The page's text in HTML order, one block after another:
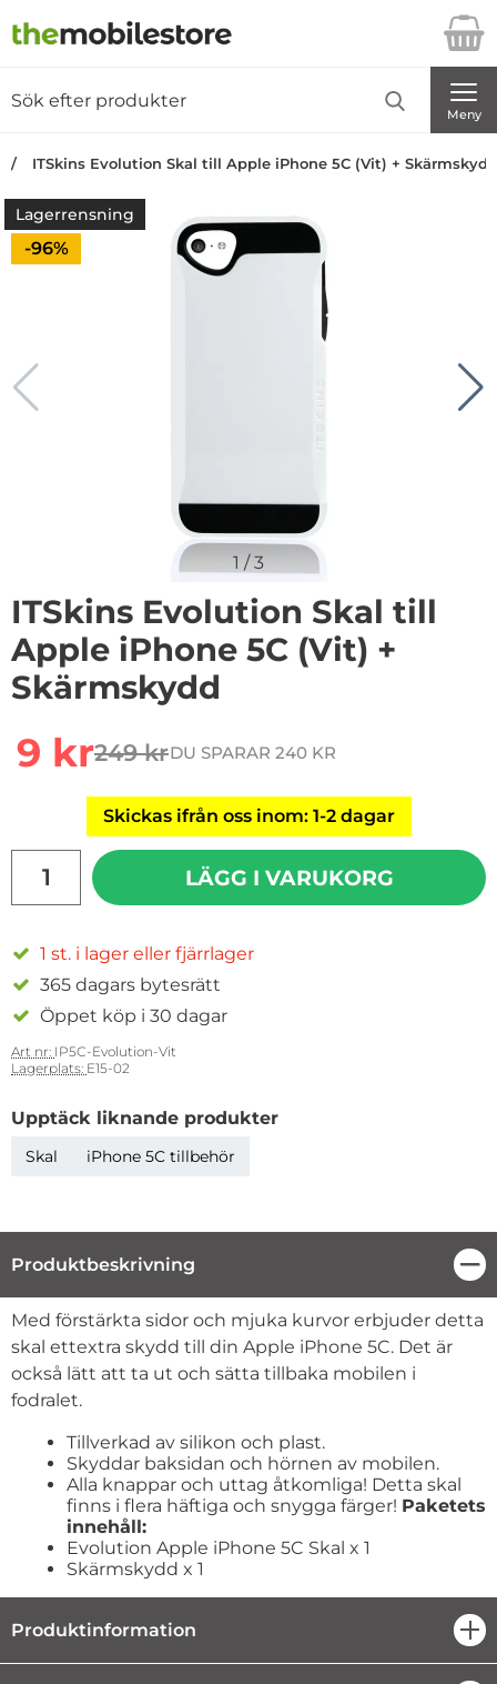
Startsidan för Danira Telecom AB
Meny
ITSkins Evolution Skal till Apple iPhone 5C (Vit) + Skärmskydd
Lagerrensning
Priset är nedsatt med
-96%
1 /3
ITSkins Evolution Skal till
Apple iPhone 5C (Vit) +
Skärmskydd
rea pris
9 krtidigare pris
249 krDU SPARAR 240 KR
Skickas ifrån oss inom: 1-2 dagar
LÄGG I VARUKORG
1 st. i lager eller fjärrlager
365 dagars bytesrätt
Öppet köp i 30 dagar
Art nr: IP5C-Evolution-Vit
Lagerplats: E15-02
Upptäck liknande produkter
Skal iPhone 5C tillbehör
Produktbeskrivning
Produktbeskrivning
Med förstärkta sidor och mjuka kurvor erbjuder detta
skal ettextra skydd till din Apple iPhone 5C. Det är
också lätt att ta ut och sätta tillbaka mobilen i
fodralet.
Tillverkad av silikon och plast.
Skyddar baksidan och hörnen av mobilen.
Alla knappar och uttag åtkomliga! Detta skal
finns i flera häftiga och snygga färger! Paketets
innehåll:
Evolution Apple iPhone 5C Skal x 1
Skärmskydd x 1
Produktinformation